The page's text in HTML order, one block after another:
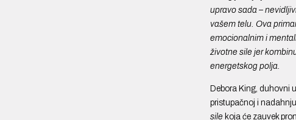
upravo sada –
vašem telu. Ova
emocionalnim i
životne sile jer
energetskog polja.
Debora King, duhovni
pristupačnoj i
sile koja će zauvek